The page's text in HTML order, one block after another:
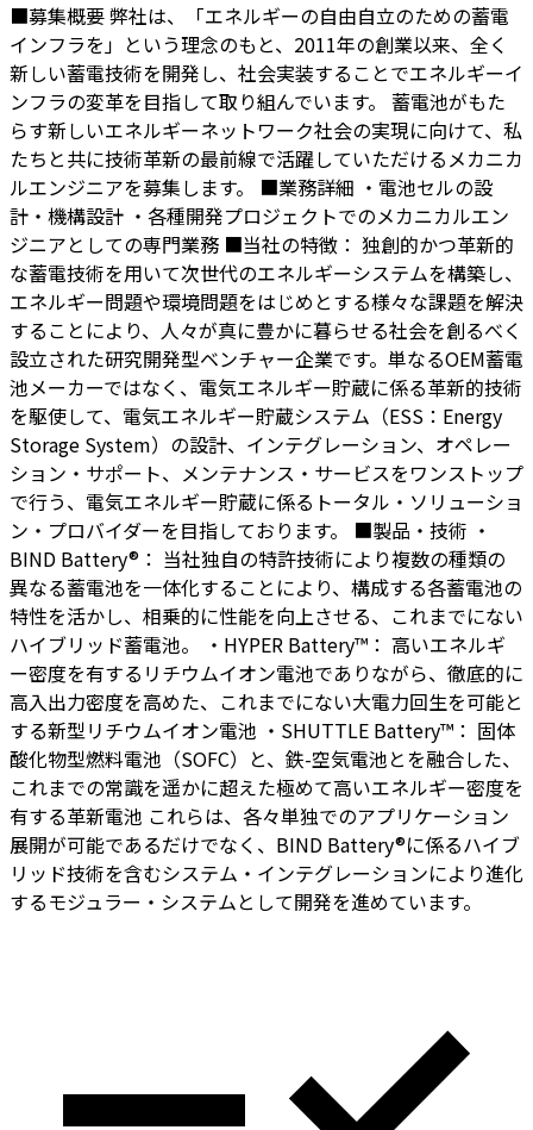
■募集概要弊社は、「エネルギーの自由自立のための蓄電
インフラを」という理念のもと、2011年の創業以来、全く
新しい蓄電技術を開発し、社会実装することでエネルギーイ
ンフラの変革を目指して取り組んでいます。
蓄電池がもた
らす新しいエネルギーネットワーク社会の実現に向けて、私
たちと共に技術革新の最前線で活躍していただけるメカニカ
ルエンジニアを募集します。
■業務詳細 ・電池セルの設
計・機構設計 ・各種開発プロジェクトでのメカニカルエン
ジニアとしての専門業務 ■当社の特徴： 独創的かつ革新的
な蓄電技術を用いて次世代のエネルギーシステムを構築し、
エネルギー問題や環境問題をはじめとする様々な課題を解決
することにより、人々が真に豊かに暮らせる社会を創るべく
設立された研究開発型ベンチャー企業です。単なるOEM蓄電
池メーカーではなく、電気エネルギー貯蔵に係る革新的技術
を駆使して、電気エネルギー貯蔵システム（ESS：Energy
Storage System）の設計、インテグレーション、オペレー
ション・サポート、メンテナンス・サービスをワンストップ
で行う、電気エネルギー貯蔵に係るトータル・ソリューショ
ン・プロバイダーを目指しております。
■製品・技術 ・
BIND Battery®： 当社独自の特許技術により複数の種類の
異なる蓄電池を一体化することにより、構成する各蓄電池の
特性を活かし、相乗的に性能を向上させる、これまでにない
ハイブリッド蓄電池。
・HYPER Battery™： 高いエネルギ
ー密度を有するリチウムイオン電池でありながら、徹底的に
高入出力密度を高めた、これまでにない大電力回生を可能と
する新型リチウムイオン電池 ・SHUTTLE Battery™： 固体
酸化物型燃料電池（SOFC）と、鉄-空気電池とを融合した、
これまでの常識を遥かに超えた極めて高いエネルギー密度を
有する革新電池 これらは、各々単独でのアプリケーション
展開が可能であるだけでなく、BIND Battery®に係るハイブ
リッド技術を含むシステム・インテグレーションにより進化
するモジュラー・システムとして開発を進めています。